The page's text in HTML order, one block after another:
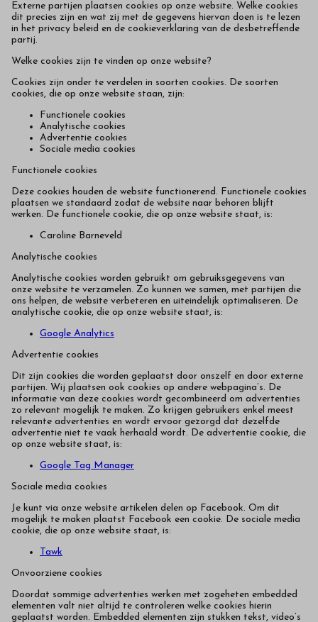
Externe partijen plaatsen cookies op onze website. Welke cookies
dit precies zijn en wat zij met de gegevens hiervan doen is te lezen
in het privacy beleid en de cookieverklaring van de desbetreffende
partij.
Welke cookies zijn te vinden op onze website?
Cookies zijn onder te verdelen in soorten cookies. De soorten
cookies, die op onze website staan, zijn:
Functionele cookies
Analytische cookies
Advertentie cookies
Sociale media cookies
Functionele cookies
Deze cookies houden de website functionerend. Functionele cookies
plaatsen we standaard zodat de website naar behoren blijft
werken. De functionele cookie, die op onze website staat, is:
Caroline Barneveld
Analytische cookies
Analytische cookies worden gebruikt om gebruiksgegevens van
onze website te verzamelen. Zo kunnen we samen, met partijen die
ons helpen, de website verbeteren en uiteindelijk optimaliseren. De
analytische cookie, die op onze website staat, is:
Google Analytics
Advertentie cookies
Dit zijn cookies die worden geplaatst door onszelf en door externe
partijen. Wij plaatsen ook cookies op andere webpagina’s. De
informatie van deze cookies wordt gecombineerd om advertenties
zo relevant mogelijk te maken. Zo krijgen gebruikers enkel meest
relevante advertenties en wordt ervoor gezorgd dat dezelfde
advertentie niet te vaak herhaald wordt. De advertentie cookie, die
op onze website staat, is:
Google Tag Manager
Sociale media cookies
Je kunt via onze website artikelen delen op Facebook. Om dit
mogelijk te maken plaatst Facebook een cookie. De sociale media
cookie, die op onze website staat, is:
Tawk
Onvoorziene cookies
Doordat sommige advertenties werken met zogeheten embedded
elementen valt niet altijd te controleren welke cookies hierin
geplaatst worden. Embedded elementen zijn stukken tekst, video’s